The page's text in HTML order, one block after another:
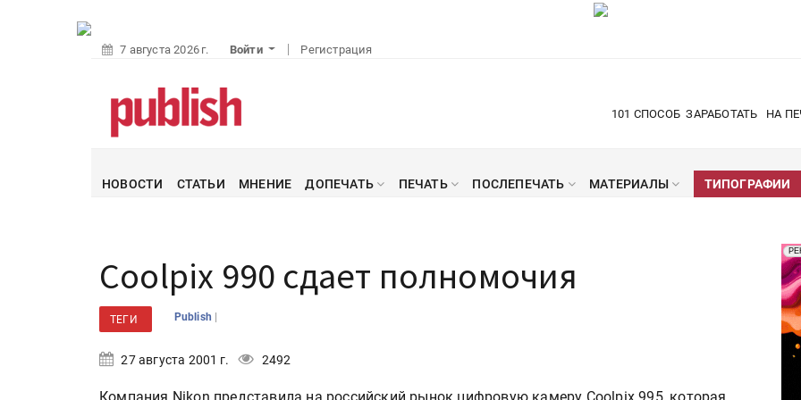
7 августа 2026 г. Войти Регистрация
101 СПОСОБ ЗАРАБОТАТЬ НА
НОВОСТИ СТАТЬИ МНЕНИЕ ДОПЕЧАТЬ ПЕЧАТЬ ПОСЛЕПЕЧАТЬ МАТЕРИАЛЫ ТИПОГРАФИИ
Coolpix 990 сдает полномочия
ТЕГИ Publish |
27 августа 2001 г. 2492